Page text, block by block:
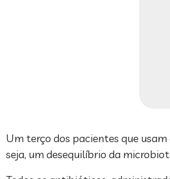
Um terço dos pacientes que
seja, um desequilíbrio da